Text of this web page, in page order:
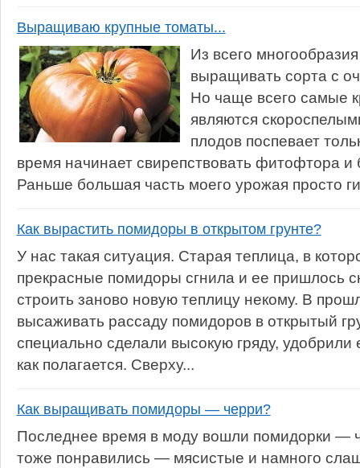
Выращиваю крупные томаты...
Из всего
выращивать сорта с
Но чаще всего самые
являются
плодов поспевает
время начинает свирепствовать фитофтора и
Раньше большая часть моего урожая просто
Как вырастить помидоры в открытом грунте?
У нас такая ситуация. Старая теплица, в
прекрасные помидоры сгнила и ее пришлось
строить заново новую теплицу некому. В
высаживать рассаду помидоров в открытый
специально сделали высокую гряду,
как полагается. Сверху...
Как выращивать помидоры — черри?
Последнее время в моду вошли помидорки —
тоже понравились — мясистые и намного